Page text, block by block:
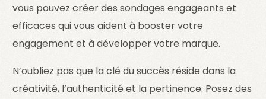
vous pouvez créer des sondages engageants et
efficaces qui vous aident à booster votre
engagement et à développer votre marque.
N’oubliez pas que la clé du succès réside dans la
créativité, l’authenticité et la pertinence. Posez des